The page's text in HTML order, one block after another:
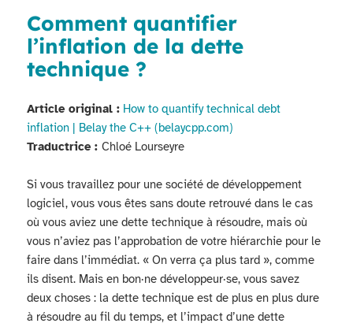
Comment quantifier
l’inflation de la dette
technique ?
Article original : How to quantify technical debt
inflation | Belay the C++ (belaycpp.com)
Traductrice :Chloé Lourseyre
Si vous travaillez pour une société de développement
logiciel, vous vous êtes sans doute retrouvé dans le cas
où vous aviez une dette technique à résoudre, mais où
vous n’aviez pas l’approbation de votre hiérarchie pour le
faire dans l’immédiat. « On verra ça plus tard », comme
ils disent. Mais en bon·ne développeur·se, vous savez
deux choses : la dette technique est de plus en plus dure
à résoudre au fil du temps, et l’impact d’une dette